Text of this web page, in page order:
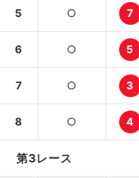
5 ○ 7
6 ○ 5
7 ○ 3
8 ○ 4
第3レース